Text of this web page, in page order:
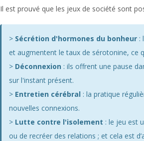
Il est prouvé que les jeux de société sont
> Sécrétion d'hormones du bonheur:
et augmentent le taux de sérotonine, ce
> Déconnexion : ils offrent une pause
sur l'instant présent.
> Entretien cérébral : la pratique
nouvelles connexions.
> Lutte contre l'isolement : le jeu est
ou de recréer des relations ; et cela est